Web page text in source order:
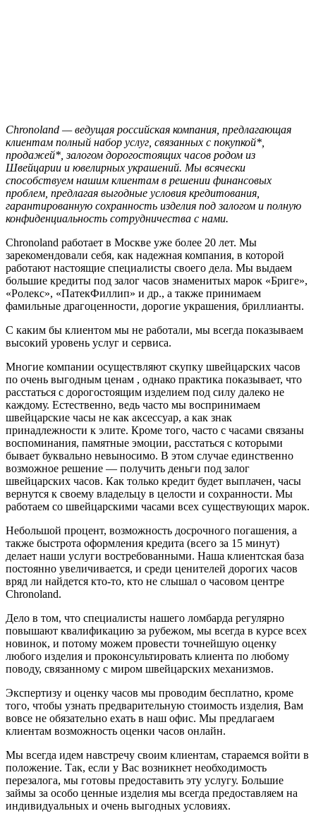
Chronoland — ведущая российская компания, предлагающая
клиентам полный набор услуг, связанных с покупкой*,
продажей*, залогом дорогостоящих часов родом из
Швейцарии и ювелирных украшений. Мы всячески
способствуем нашим клиентам в решении финансовых
проблем, предлагая выгодные условия кредитования,
гарантированную сохранность изделия под залогом и полную
конфиденциальность сотрудничества с нами.
Chronoland работает в Москве уже более 20 лет. Мы
зарекомендовали себя, как надежная компания, в которой
работают настоящие специалисты своего дела. Мы выдаем
большие кредиты под залог часов знаменитых марок «Бриге»,
«Ролекс», «ПатекФиллип» и др., а также принимаем
фамильные драгоценности, дорогие украшения, бриллианты.
С каким бы клиентом мы не работали, мы всегда показываем
высокий уровень услуг и сервиса.
Многие компании осуществляют скупку швейцарских часов
по очень выгодным ценам , однако практика показывает, что
расстаться с дорогостоящим изделием под силу далеко не
каждому. Естественно, ведь часто мы воспринимаем
швейцарские часы не как аксессуар, а как знак
принадлежности к элите. Кроме того, часто с часами связаны
воспоминания, памятные эмоции, расстаться с которыми
бывает буквально невыносимо. В этом случае единственно
возможное решение — получить деньги под залог
швейцарских часов. Как только кредит будет выплачен, часы
вернутся к своему владельцу в целости и сохранности. Мы
работаем со швейцарскими часами всех существующих марок.
Небольшой процент, возможность досрочного погашения, а
также быстрота оформления кредита (всего за 15 минут)
делает наши услуги востребованными. Наша клиентская база
постоянно увеличивается, и среди ценителей дорогих часов
вряд ли найдется кто-то, кто не слышал о часовом центре
Chronoland.
Дело в том, что специалисты нашего ломбарда регулярно
повышают квалификацию за рубежом, мы всегда в курсе всех
новинок, и потому можем провести точнейшую оценку
любого изделия и проконсультировать клиента по любому
поводу, связанному с миром швейцарских механизмов.
Экспертизу и оценку часов мы проводим бесплатно, кроме
того, чтобы узнать предварительную стоимость изделия, Вам
вовсе не обязательно ехать в наш офис. Мы предлагаем
клиентам возможность оценки часов онлайн.
Мы всегда идем навстречу своим клиентам, стараемся войти в
положение. Так, если у Вас возникнет необходимость
перезалога, мы готовы предоставить эту услугу. Большие
займы за особо ценные изделия мы всегда предоставляем на
индивидуальных и очень выгодных условиях.